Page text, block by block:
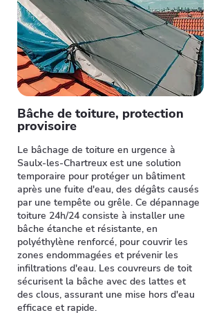
Bâche de toiture, protection
provisoire
Le bâchage de toiture en urgence à
Saulx-les-Chartreux est une solution
temporaire pour protéger un bâtiment
après une fuite d'eau, des dégâts causés
par une tempête ou grêle. Ce dépannage
toiture 24h/24 consiste à installer une
bâche étanche et résistante, en
polyéthylène renforcé, pour couvrir les
zones endommagées et prévenir les
infiltrations d'eau. Les couvreurs de toit
sécurisent la bâche avec des lattes et
des clous, assurant une mise hors d'eau
efficace et rapide.